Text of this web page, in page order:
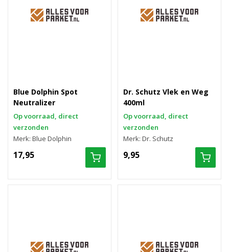
Blue Dolphin Spot
Neutralizer
Op voorraad, direct
verzonden
Merk: Blue Dolphin
17,95
Dr. Schutz Vlek en Weg
400ml
Op voorraad, direct
verzonden
Merk: Dr. Schutz
9,95